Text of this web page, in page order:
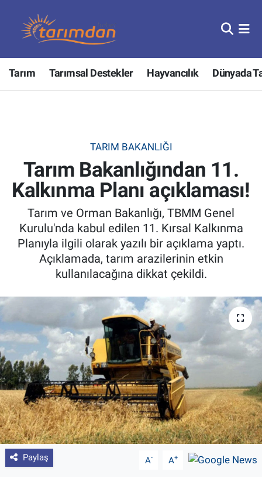
Tarım Tarımsal Destekler Hayvancılık Dünyada
TARIM BAKANLIĞI
Tarım Bakanlığından 11.
Kalkınma Planı açıklaması!
Tarım ve Orman Bakanlığı, TBMM Genel
Kurulu'nda kabul edilen 11. Kırsal Kalkınma
Planıyla ilgili olarak yazılı bir açıklama yaptı.
Açıklamada, tarım arazilerinin etkin
kullanılacağına dikkat çekildi.
Paylaş A- A+
Tarım
Hayvancılık
Tarımsal Destekler
Tarım Bakanlığı
TZOB
Tarım Kredi Kooperatifleri
Et fiyatları
Tarım Bilgisi
Yetiştirici Soruyor
Dünyada Tarım
Üretici Birlikleri
Şeker ve Şekerli Mamüller
Nöbetçi Eczaneler
Hava Durumu
Tüm Manşetler
Son Dakika Haberleri
Haber Arşivi